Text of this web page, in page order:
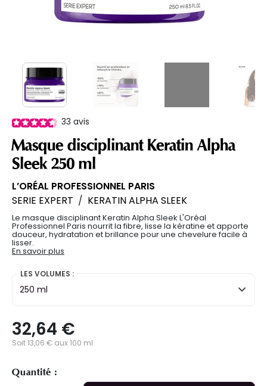
33 avis
Masque disciplinant Keratin Alpha
Sleek 250 ml
L’ORÉAL PROFESSIONNEL PARIS
SERIE EXPERT / KERATIN ALPHA SLEEK
Le masque disciplinant Keratin Alpha Sleek L'Oréal
Professionnel Paris nourrit la fibre, lisse la kératine et apporte
douceur, hydratation et brillance pour une chevelure facile à
lisser.
En savoir plus
LES VOLUMES :
250 ml
32,64 €
Soit 13,06 € aux 100 ml
Quantité :